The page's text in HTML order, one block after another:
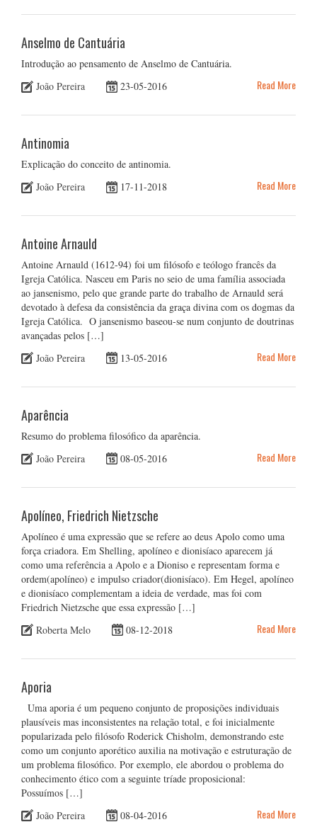
Anselmo de Cantuária
Introdução ao pensamento de Anselmo de Cantuária.
João Pereira
23-05-2016 Read More
Antinomia
Explicação do conceito de antinomia.
João Pereira
17-11-2018 Read More
Antoine Arnauld
Antoine Arnauld (1612-94) foi um filósofo e teólogo francês da
Igreja Católica. Nasceu em Paris no seio de uma família associada
ao jansenismo, pelo que grande parte do trabalho de Arnauld será
devotado à defesa da consistência da graça divina com os dogmas da
Igreja Católica. O jansenismo baseou-se num conjunto de doutrinas
avançadas pelos […]
João Pereira
13-05-2016 Read More
Aparência
Resumo do problema filosófico da aparência.
João Pereira
08-05-2016 Read More
Apolíneo, Friedrich Nietzsche
Apolíneo é uma expressão que se refere ao deus Apolo como uma
força criadora. Em Shelling, apolíneo e dionisíaco aparecem já
como uma referência a Apolo e a Dioniso e representam forma e
ordem(apolíneo) e impulso criador(dionisíaco). Em Hegel, apolíneo
e dionisíaco complementam a ideia de verdade, mas foi com
Friedrich Nietzsche que essa expressão […]
Roberta Melo
08-12-2018 Read More
Aporia
Uma aporia é um pequeno conjunto de proposições individuais
plausíveis mas inconsistentes na relação total, e foi inicialmente
popularizada pelo filósofo Roderick Chisholm, demonstrando este
como um conjunto aporético auxilia na motivação e estruturação de
um problema filosófico. Por exemplo, ele abordou o problema do
conhecimento ético com a seguinte tríade proposicional:
Possuímos […]
João Pereira
08-04-2016 Read More